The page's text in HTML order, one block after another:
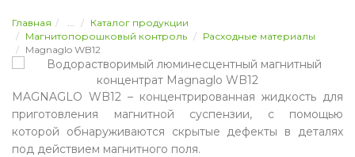
Главная ...
Каталог продукции
Магнитопорошковый контроль
Расходные материалы
Magnaglo WB12
MAGNAGLO WB12 – концентрированная жидкость для
приготовления магнитной суспензии, с помощью
которой обнаруживаются скрытые дефекты в деталях
под действием магнитного поля.